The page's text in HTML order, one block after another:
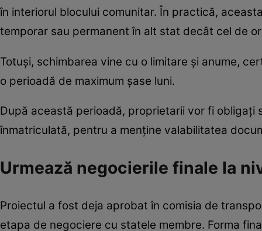
în interiorul blocului comunitar. În practică,
temporar sau permanent în alt stat decât cel de
Totuși, schimbarea vine cu o limitare și anume,
o perioadă de maximum șase luni.
După această perioadă, proprietarii vor fi obligați
înmatriculată, pentru a menține valabilitatea
Urmează negocierile finale la
Proiectul a fost deja aprobat în comisia de
etapa de negociere cu statele membre. Forma